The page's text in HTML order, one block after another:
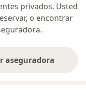
privados. Usted
o encontrar
aseguradora